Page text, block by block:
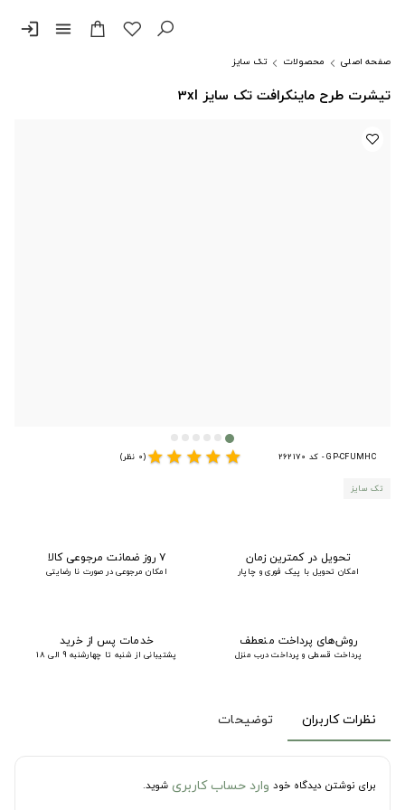
menu
login
صفحه اصلی محصولات تک سایز
تیشرت طرح ماینکرافت تک سایز 3xl
GP-CFUMHC - کد 262170 star
star
star
star
star(0 نظر)
تک سایز
تحویل در کمترین زمان
امکان تحویل با پیک فوری و چاپار
۷ روز ضمانت مرجوعی کالا
امکان مرجوعی در صورت نا رضایتی
روش‌های پرداخت منعطف
پرداخت قسطی و پرداخت درب منزل
خدمات پس از خرید
پشتیبانی از شنبه تا چهارشنبه 9 الی 18
نظرات کاربران توضیحات
برای نوشتن دیدگاه خود وارد حساب کاربری شوید.